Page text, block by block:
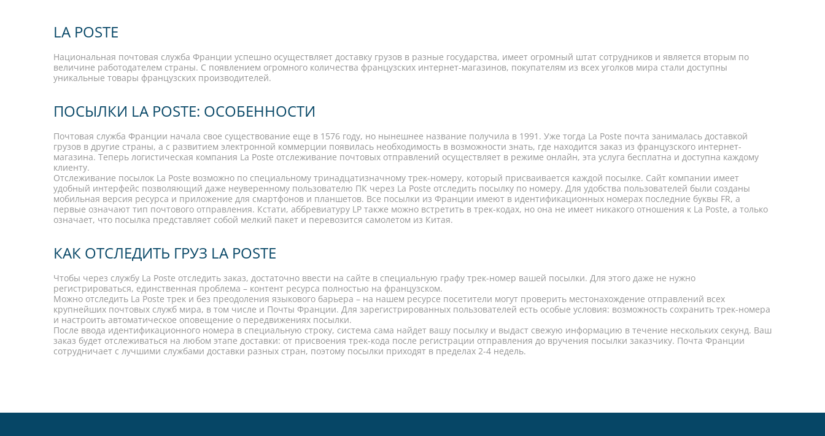
LA POSTE
Национальная почтовая служба Франции успешно осуществляет доставку грузов в разные государства, имеет огромный штат сотрудников и является вторым по
величине работодателем страны. С появлением огромного количества французских интернет-магазинов, покупателям из всех уголков мира стали доступны
уникальные товары французских производителей.
ПОСЫЛКИ LA POSTE: ОСОБЕННОСТИ
Почтовая служба Франции начала свое существование еще в 1576 году, но нынешнее название получила в 1991. Уже тогда La Poste почта занималась доставкой
грузов в другие страны, а с развитием электронной коммерции появилась необходимость в возможности знать, где находится заказ из французского интернет-
магазина. Теперь логистическая компания La Poste отслеживание почтовых отправлений осуществляет в режиме онлайн, эта услуга бесплатна и доступна каждому
клиенту.
Отслеживание посылок La Poste возможно по специальному тринадцатизначному трек-номеру, который присваивается каждой посылке. Сайт компании имеет
удобный интерфейс позволяющий даже неуверенному пользователю ПК через La Poste отследить посылку по номеру. Для удобства пользователей были созданы
мобильная версия ресурса и приложение для смартфонов и планшетов. Все посылки из Франции имеют в идентификационных номерах последние буквы FR, а
первые означают тип почтового отправления. Кстати, аббревиатуру LP также можно встретить в трек-кодах, но она не имеет никакого отношения к La Poste, а только
означает, что посылка представляет собой мелкий пакет и перевозится самолетом из Китая.
КАК ОТСЛЕДИТЬ ГРУЗ LA POSTE
Чтобы через службу La Poste отследить заказ, достаточно ввести на сайте в специальную графу трек-номер вашей посылки. Для этого даже не нужно
регистрироваться, единственная проблема – контент ресурса полностью на французском.
Можно отследить La Poste трек и без преодоления языкового барьера – на нашем ресурсе посетители могут проверить местонахождение отправлений всех
крупнейших почтовых служб мира, в том числе и Почты Франции. Для зарегистрированных пользователей есть особые условия: возможность сохранить трек-номера
и настроить автоматическое оповещение о передвижениях посылки.
После ввода идентификационного номера в специальную строку, система сама найдет вашу посылку и выдаст свежую информацию в течение нескольких секунд. Ваш
заказ будет отслеживаться на любом этапе доставки: от присвоения трек-кода после регистрации отправления до вручения посылки заказчику. Почта Франции
сотрудничает с лучшими службами доставки разных стран, поэтому посылки приходят в пределах 2-4 недель.